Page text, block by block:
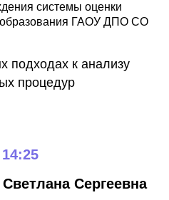
системы оценки
образования ГАОУ ДПО СО
подходах к анализу
процедур
Сергеевна